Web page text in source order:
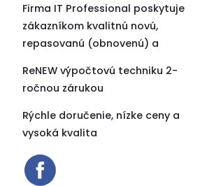
Firma IT Professional poskytuje
zákazníkom kvalitnú novú,
repasovanú (obnovenú) a
ReNEW výpočtovú techniku 2-
ročnou zárukou
Rýchle doručenie, nízke ceny a
vysoká kvalita